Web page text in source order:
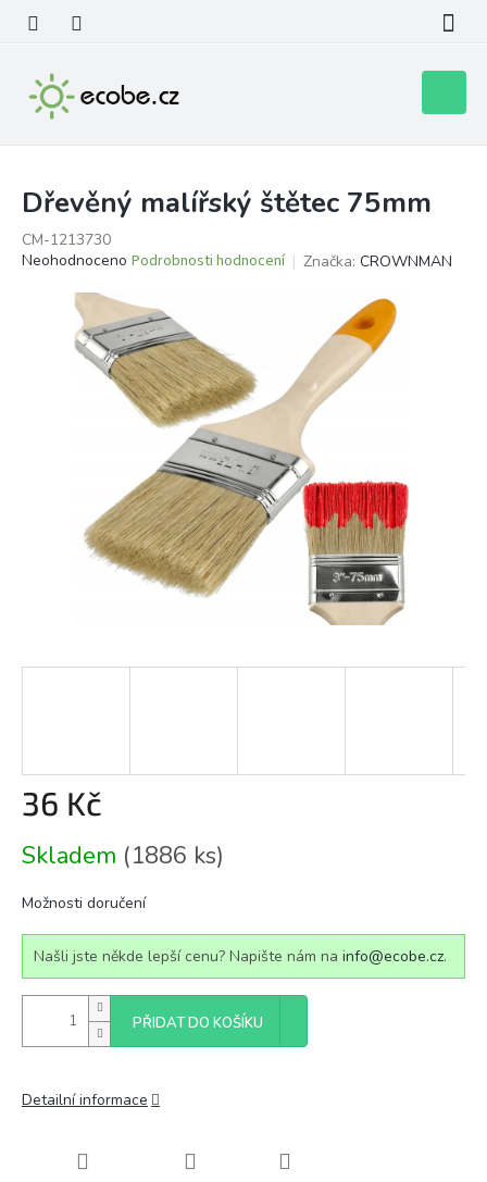
obsah
košík
Dřevěný malířský štětec 75mm
CM-1213730
Průměrné
Neohodnoceno Podrobnosti hodnocení Značka: CROWNMAN
36 Kč
cena:
Skladem (1886 ks)
Možnosti doručení
Našli jste někde lepší cenu? Napište nám na info@ecobe.cz.
PŘIDAT DO KOŠÍKU
Detailní informace